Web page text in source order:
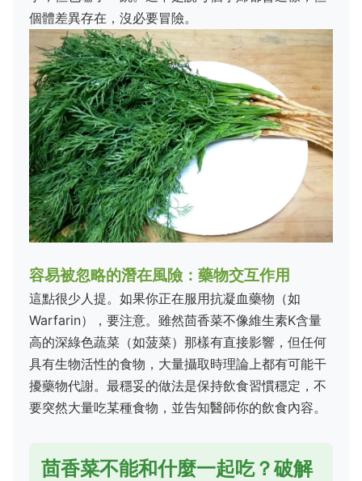
個體差異存在，沒必要冒險。
容易被忽略的潛在風險：藥物交互作用
這點很少人提。如果你正在服用抗凝血藥物（如
Warfarin），要注意。雖然茴香菜不像維生素K含量
高的深綠色蔬菜（如菠菜）那樣有直接影響，但任何
具有生物活性的食物，大量攝取時理論上都有可能干
擾藥物代謝。最穩妥的做法是保持飲食習慣穩定，不
要突然大量吃某種食物，並告知醫師你的飲食內容。
茴香菜不能和什麼一起吃？破解